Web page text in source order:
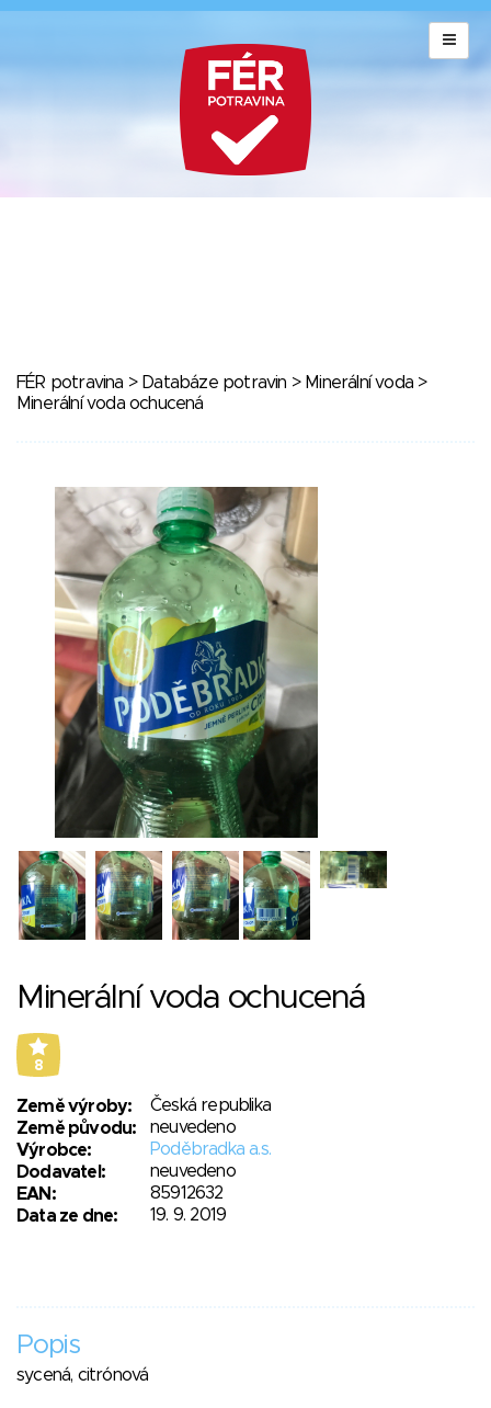
FÉR potravina > Databáze potravin > Minerální voda >
Minerální voda ochucená
Minerální voda ochucená
8
Země výroby:
Česká republika
Země původu:
neuvedeno
Výrobce:
Poděbradka a.s.
Dodavatel:
neuvedeno
EAN:
85912632
Data ze dne:
19. 9. 2019
Popis
sycená, citrónová